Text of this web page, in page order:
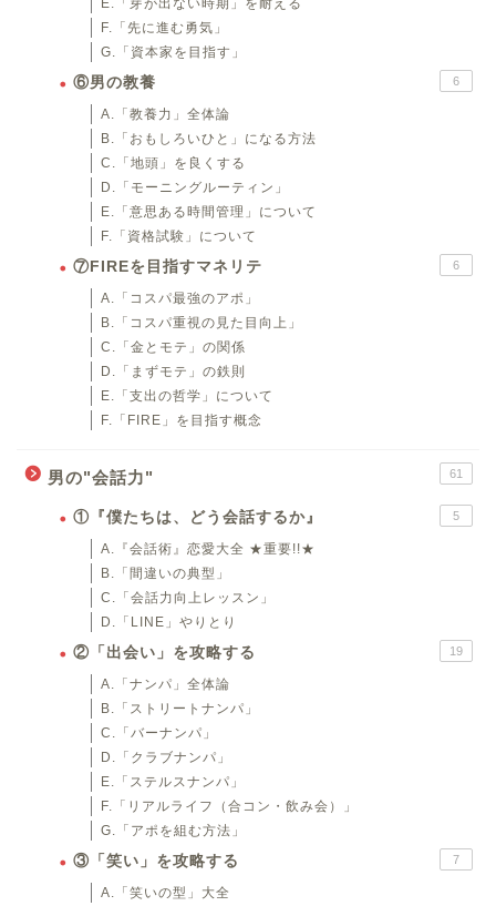
E.「芽が出ない時期」を耐える
F.「先に進む勇気」
G.「資本家を目指す」
⑥男の教養 6
A.「教養力」全体論
B.「おもしろいひと」になる方法
C.「地頭」を良くする
D.「モーニングルーティン」
E.「意思ある時間管理」について
F.「資格試験」について
⑦FIREを目指すマネリテ 6
A.「コスパ最強のアポ」
B.「コスパ重視の見た目向上」
C.「金とモテ」の関係
D.「まずモテ」の鉄則
E.「支出の哲学」について
F.「FIRE」を目指す概念
男の"会話力" 61
①『僕たちは、どう会話するか』 5
A.『会話術』恋愛大全 ★重要!!★
B.「間違いの典型」
C.「会話力向上レッスン」
D.「LINE」やりとり
②「出会い」を攻略する 19
A.「ナンパ」全体論
B.「ストリートナンパ」
C.「バーナンパ」
D.「クラブナンパ」
E.「ステルスナンパ」
F.「リアルライフ（合コン・飲み会）」
G.「アポを組む方法」
③「笑い」を攻略する 7
A.「笑いの型」大全